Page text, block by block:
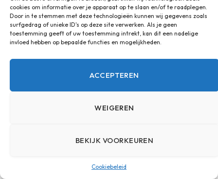
cookies om informatie over je apparaat op te slaan en/of te raadplegen.
Door in te stemmen met deze technologieën kunnen wij gegevens zoals
surfgedrag of unieke ID's op deze site verwerken. Als je geen
toestemming geeft of uw toestemming intrekt, kan dit een nadelige
invloed hebben op bepaalde functies en mogelijkheden.
ACCEPTEREN
WEIGEREN
BEKIJK VOORKEUREN
Cookiebeleid